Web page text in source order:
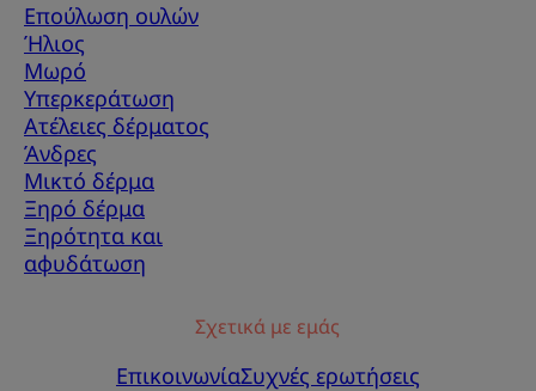
Επούλωση ουλών
Ήλιος
Μωρό
Υπερκεράτωση
Ατέλειες δέρματος
Άνδρες
Μικτό δέρμα
Ξηρό δέρμα
Ξηρότητα και
αφυδάτωση
Σχετικά με εμάς
ΕπικοινωνίαΣυχνές ερωτήσεις